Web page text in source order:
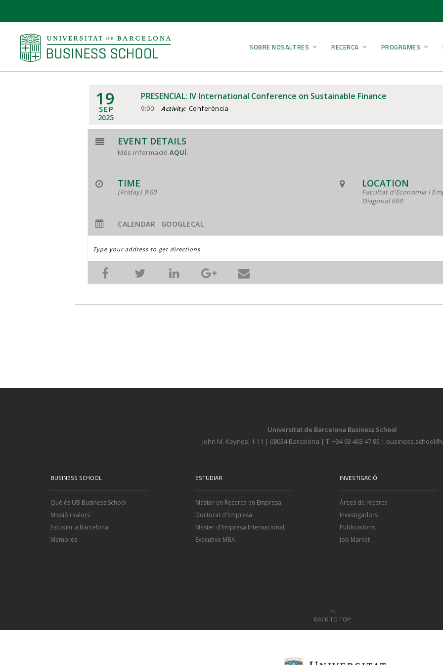
SOBRE NOSALTRES RECERCA PROGRAMES
19
SEP
2025
PRESENCIAL: IV International Conference on Sustainable Finance
9:00 Activity: Conferència
EVENT DETAILS
Més informació AQUÍ.
TIME
(Friday) 9:00
LOCATION
Facultat d'Economia i
Diagonal 690
CALENDAR GOOGLECAL
Universitat de Barcelona Business School
John M. Keynes, 1-11 | 08034 Barcelona | T. +34 93 403 47 85 |
BUSINESS SCHOOL
Què és UB Business School
Missió i valors
Estudiar a Barcelona
Membres
ESTUDIAR
Màster en Recerca en Empresa
Doctorat d'Empresa
Màster d'Empresa Internacional
Executive MBA
INVESTIGACIÓ
Àrees de recerca
Investigadors
Publicacions
Job Market
BACK TO TOP